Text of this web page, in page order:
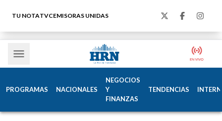
TU NOTATVCEMISORAS UNIDAS
PROGRAMAS NACIONALES
NEGOCIOS
Y
FINANZAS
TENDENCIAS